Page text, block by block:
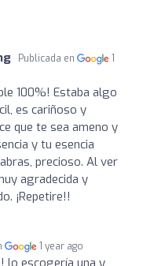
Publicada en
1
100%! Estaba algo
es cariñoso y
que te sea ameno y
y tu esencia
precioso. Al ver
agradecida y
¡Repetire!!
1 year ago
lo escogería una y